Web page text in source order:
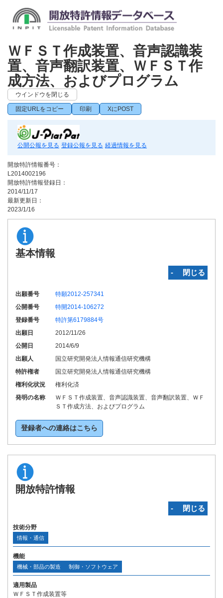
ＷＦＳＴ作成装置、音声認識装
置、音声翻訳装置、ＷＦＳＴ作
成方法、およびプログラム
ウインドウを閉じる
固定URLをコピー 印刷 XにPOST
公開公報を見る 登録公報を見る 経過情報を見る
開放特許情報番号：
L2014002196
開放特許情報登録日：
2014/11/17
最新更新日：
2023/1/16
基本情報
‐ 閉じる
出願番号
特願2012-257341
公開番号
特開2014-106272
登録番号
特許第6179884号
出願日
2012/11/26
公開日
2014/6/9
出願人
国立研究開発法人情報通信研究機構
特許権者
国立研究開発法人情報通信研究機構
権利化状況
権利化済
発明の名称
ＷＦＳＴ作成装置、音声認識装置、音声翻訳装置、ＷＦ
ＳＴ作成方法、およびプログラム
登録者への連絡はこちら
開放特許情報
‐ 閉じる
技術分野
情報・通信
機能
機械・部品の製造 制御・ソフトウェア
適用製品
ＷＦＳＴ作成装置等